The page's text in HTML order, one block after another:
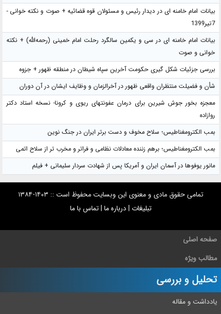
بیانات امام خامنه ای در دیدار رئیس و مسئولان قوه قضائیه + صوت و نکته خوانی -
7تیر1399
بیانات امام خامنه ای در سی و یکمین سالگرد رحلت امام خمینی (رحمه‌الله) + نکته
خوانی و صوت
بررسی جزئیات شکل گیری حکومت آخرین سپاه شیطان در منطقه ظهور + جزوه
شأن و فضیلت منتظران واقعی ظهور در آخرالزمان و وظایف ایشان در آن دوران
معجزه بخور جوش شیرین برای درمان عفونتهای ریوی و کرونا- نسخه استاد دکتر
روازاده
بمب الکترومغناطیس؛ سلاح مخوف و دست برتر ایران در جنگ نوین
بمب الکترومغناطیس؛ برهم زننده معادلات نظامی و فراتر و مخرب تر از سلاح اتمی
مانور یوفوها در آسمان ایران و آمریکا پس از شهادت سردار سلیمانی + فیلم
تمامی حقوق مادی و معنوی این وبسایت محفوظ است :: ۱۴۰۳-۱۳۸۴
تبلیغات |درباره ما |تماس با ما
صفحه اصلی
مطالب ویژه
تحلیل و بررسی
یادداشت و مقاله